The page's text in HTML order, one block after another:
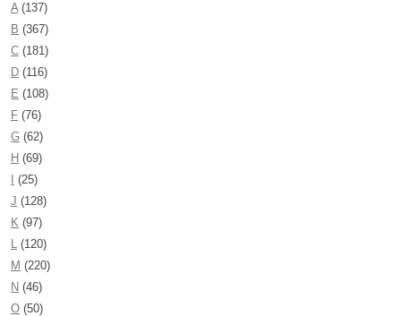
A(137)
B (367)
C (181)
D (116)
E (108)
F (76)
G (62)
H (69)
(25)
J (128)
K (97)
L (120)
M (220)
N (46)
O (50)